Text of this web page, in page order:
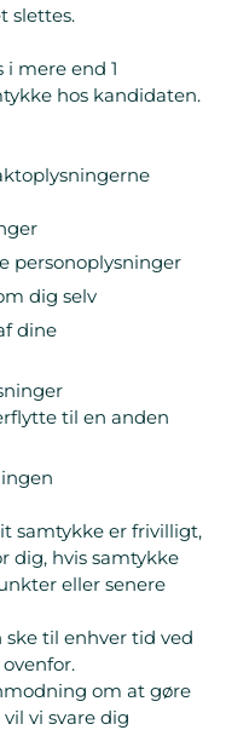
slettes.
mere end 1
hos kandidaten.
personoplysninger
dig selv
dine
til en anden
samtykke er frivilligt,
dig, hvis samtykke
eller senere
til enhver tid ved
om at gøre
vi svare dig